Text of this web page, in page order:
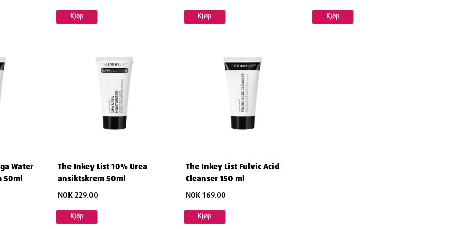
Sodium Hyaluronate, Zinc PCA,
Hydroxide, Ethylhexylglycerin,
Kjøp Kjøp Kjøp
Water
50ml
The Inkey List 10% Urea
ansiktskrem 50ml
NOK 229.00
Kjøp
The Inkey List Fulvic Acid
Cleanser 150 ml
NOK 169.00
Kjøp